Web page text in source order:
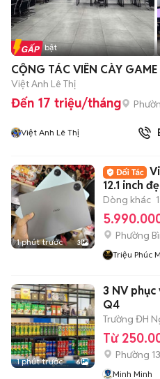
Tin nổi bật
CỘNG TÁC VIÊN CÀY
Việt Anh Lê Thị
Đến 17 triệu/tháng
Việt Anh Lê Thị
1 phút trước 3
12.1 inch
Dòng khác
Phường
Triệu Phúc
1 phút trước 6
3 NV
Q4
Trường ĐH
Từ
Phường 13
Minh Minh